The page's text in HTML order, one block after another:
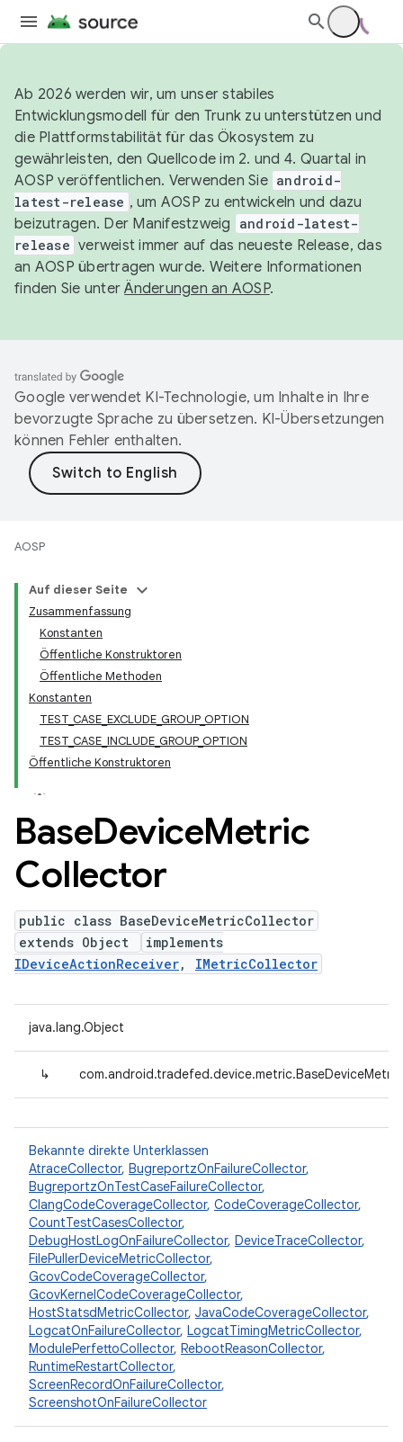
Ab 2026 werden wir, um unser stabiles
Entwicklungsmodell für den Trunk zu unterstützen und
die Plattformstabilität für das Ökosystem zu
gewährleisten, den Quellcode im 2. und 4. Quartal in
AOSP veröffentlichen. Verwenden Sie android-
latest-release , um AOSP zu entwickeln und dazu
beizutragen. Der Manifestzweig
android-latest-
release verweist immer auf das neueste Release, das
an AOSP übertragen wurde. Weitere Informationen
finden Sie unterÄnderungen an AOSP.
Google verwendet KI-Technologie, um Inhalte in Ihre
bevorzugte Sprache zu übersetzen. KI-Übersetzungen
können Fehler enthalten.
AOSP
Auf dieser Seite
Zusammenfassung
Konstanten
Öffentliche Konstruktoren
Öffentliche Methoden
Konstanten
TEST_CASE_EXCLUDE_GROUP_OPTION
TEST_CASE_INCLUDE_GROUP_OPTION
Öffentliche Konstruktoren
BaseDeviceMetric
Collector
public class BaseDeviceMetricCollector
extends Object
implements
IDeviceActionReceiver, IMetricCollector
java.lang.Object
↳
Bekannte direkte Unterklassen
AtraceCollector, BugreportzOnFailureCollector,
BugreportzOnTestCaseFailureCollector,
ClangCodeCoverageCollector, CodeCoverageCollector,
CountTestCasesCollector,
DebugHostLogOnFailureCollector, DeviceTraceCollector,
FilePullerDeviceMetricCollector,
GcovCodeCoverageCollector,
GcovKernelCodeCoverageCollector,
HostStatsdMetricCollector, JavaCodeCoverageCollector,
LogcatOnFailureCollector, LogcatTimingMetricCollector,
ModulePerfettoCollector, RebootReasonCollector,
RuntimeRestartCollector,
ScreenRecordOnFailureCollector,
ScreenshotOnFailureCollector